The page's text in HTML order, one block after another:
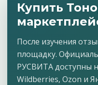
Купить
После изучения
площадку.
РУСВИТА доступны
Wildberries, Ozon и